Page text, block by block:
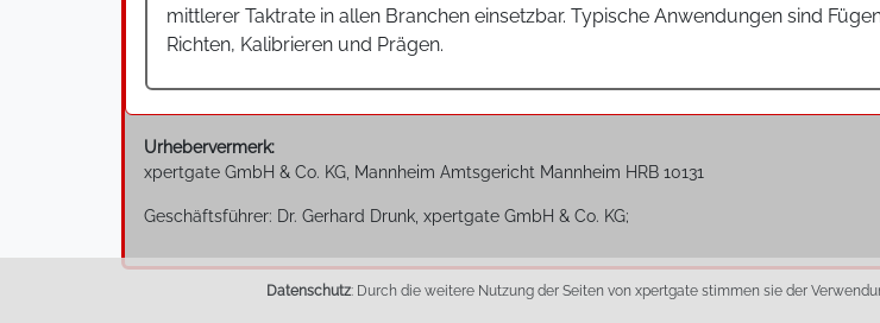
mittlerer Taktrate in allen Branchen einsetzbar. Typische Anwendungen sind
Richten, Kalibrieren und Prägen.
Urhebervermerk:
xpertgate GmbH & Co. KG, Mannheim Amtsgericht Mannheim HRB 10131
Geschäftsführer: Dr. Gerhard Drunk, xpertgate GmbH & Co. KG;
Datenschutz: Durch die weitere Nutzung der Seiten von xpertgate stimmen sie der